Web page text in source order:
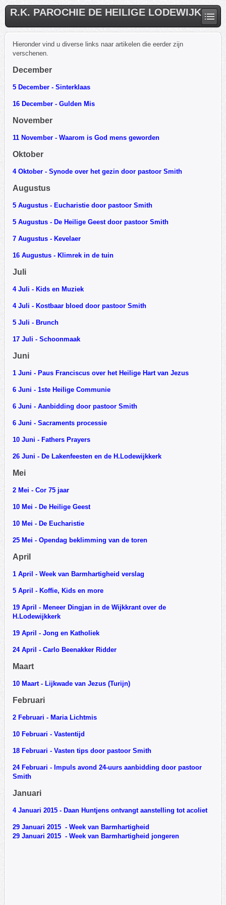
R.K. PAROCHIE DE HEILIGE LODEWIJK
Hieronder vind u diverse links naar artikelen die eerder zijn
verschenen.
December
5 December - Sinterklaas
16 December - Gulden Mis
November
11 November - Waarom is God mens geworden
Oktober
4 Oktober - Synode over het gezin door pastoor Smith
Augustus
5 Augustus - Eucharistie door pastoor Smith
5 Augustus - De Heilige Geest door pastoor Smith
7 Augustus - Kevelaer
16 Augustus - Klimrek in de tuin
Juli
4 Juli - Kids en Muziek
4 Juli - Kostbaar bloed door pastoor Smith
5 Juli - Brunch
17 Juli - Schoonmaak
Juni
1 Juni - Paus Franciscus over het Heilige Hart van Jezus
6 Juni - 1ste Heilige Communie
6 Juni - Aanbidding door pastoor Smith
6 Juni - Sacraments processie
10 Juni - Fathers Prayers
26 Juni - De Lakenfeesten en de H.Lodewijkkerk
Mei
2 Mei - Cor 75 jaar
10 Mei - De Heilige Geest
10 Mei - De Eucharistie
25 Mei - Opendag beklimming van de toren
April
1 April - Week van Barmhartigheid verslag
5 April - Koffie, Kids en more
19 April - Meneer Dingjan in de Wijkkrant over de
H.Lodewijkkerk
19 April - Jong en Katholiek
24 April - Carlo Beenakker Ridder
Maart
10 Maart - Lijkwade van Jezus (Turijn)
Februari
2 Februari - Maria Lichtmis
10 Februari - Vastentijd
18 Februari - Vasten tips door pastoor Smith
24 Februari - Impuls avond 24-uurs aanbidding door pastoor
Smith
Januari
4 Januari 2015 - Daan Huntjens ontvangt aanstelling tot acoliet
29 Januari 2015 - Week van Barmhartigheid
29 Januari 2015 - Week van Barmhartigheid jongeren